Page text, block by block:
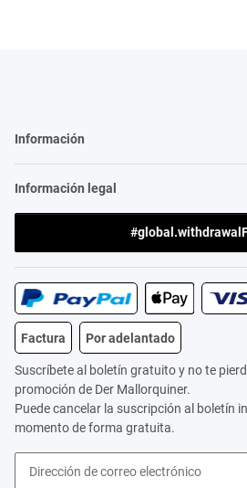
Información
Información legal
Factura Por adelantado
Suscríbete al boletín gratuito y no te
promoción de Der Mallorquiner.
Puede cancelar la suscripción al boletín
momento de forma gratuita.